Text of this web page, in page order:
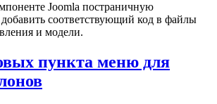
Joomla постраничную
соответствующий код в файлы
и модели.
пункта меню для